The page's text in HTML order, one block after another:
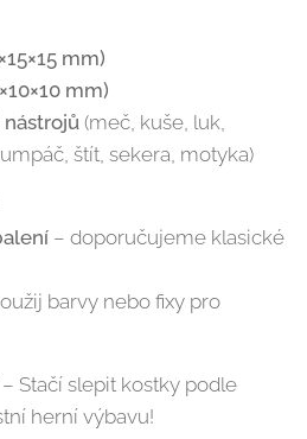
mm)
mm)
nástrojů (meč, kuše, luk,
štít, sekera, motyka)
– doporučujeme klasické
barvy nebo fixy pro
– Stačí slepit kostky podle
herní výbavu!